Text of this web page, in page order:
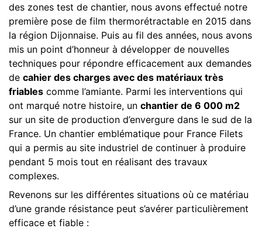
des zones test de chantier, nous avons effectué notre
première pose de film thermorétractable en 2015 dans
la région Dijonnaise. Puis au fil des années, nous avons
mis un point d’honneur à développer de nouvelles
techniques pour répondre efficacement aux demandes
de cahier des charges avec des matériaux très
friables comme l’amiante. Parmi les interventions qui
ont marqué notre histoire, un chantier de 6 000 m2
sur un site de production d’envergure dans le sud de la
France. Un chantier emblématique pour France Filets
qui a permis au site industriel de continuer à produire
pendant 5 mois tout en réalisant des travaux
complexes.
Revenons sur les différentes situations où ce matériau
d’une grande résistance peut s’avérer particulièrement
efficace et fiable :